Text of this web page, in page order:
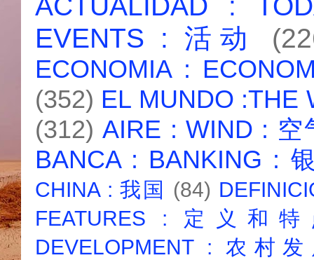
ACTUALIDAD :
EVENTS : 活动
ECONOMIA :
(352) EL MUNDO :THE
(312) AIRE : WIND : 空
BANCA : BANKING :
CHINA : 我国 (84)
FEATURES : 定义和
DEVELOPMENT : 农村